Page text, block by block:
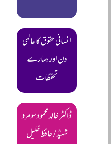
انسانی حقوق کا عالمی
دن اور ہمارے
تحفظات
ڈاکٹر خالد محمود سومرو
شہیدؒ / حافظ خلیل